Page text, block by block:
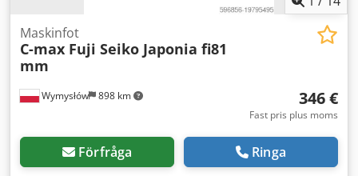
Wymysłów 898 km
Maskinfot
C-max Fuji Seiko Japonia fi81
mm
346 €
Fast pris plus moms
Förfråga Ringa